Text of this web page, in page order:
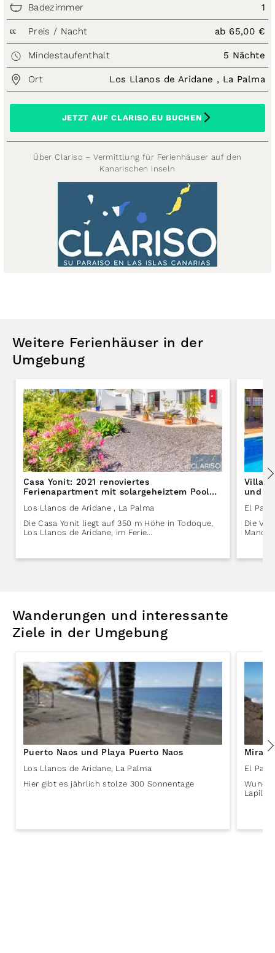
Badezimmer 1
€€ Preis / Nacht ab 65,00 €
Mindestaufenthalt 5 Nächte
Ort Los Llanos de Aridane , La Palma
JETZT AUF CLARISO.EU BUCHEN
Über Clariso – Vermittlung für Ferienhäuser auf den
Kanarischen Inseln
Weitere Ferienhäuser in der
Umgebung
Casa Yonit: 2021 renoviertes
Ferienapartment mit solargeheiztem Pool
im Komplex Puro Atlántico auf La Palma
Los Llanos de Aridane
, La Palma
Die Casa Yonit liegt auf 350 m Höhe in Todoque,
Los Llanos de Aridane, im Ferie…
Villa
und
Paso
El Paso
Die
Wanderungen und interessante
Ziele in der Umgebung
Puerto Naos und Playa Puerto Naos
Los Llanos de Aridane, La Palma
Hier gibt es jährlich stolze 300 Sonnentage
El Paso